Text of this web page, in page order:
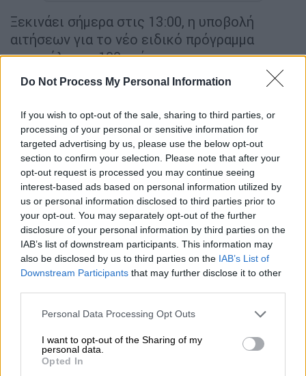
Do Not Process My Personal Information
If you wish to opt-out of the sale, sharing to third parties, or
processing of your personal or sensitive information for
targeted advertising by us, please use the below opt-out
section to confirm your selection. Please note that after your
opt-out request is processed you may continue seeing
interest-based ads based on personal information utilized by
us or personal information disclosed to third parties prior to
your opt-out. You may separately opt-out of the further
disclosure of your personal information by third parties on the
IAB’s list of downstream participants. This information may
also be disclosed by us to third parties on the IAB’s List of
Downstream Participants that may further disclose it to other
Please note that this website/app uses one or more Google
not limited to your visit or usage behaviour. You may click to
grant or deny consent to Google and its third-party tags to
use your data for below specified purposes in below Google
Personal Data Processing Opt Outs
I want to opt-out of the Sharing of my
personal data.
Opted In
Ξεκινάει σήμερα στις 13:00, η υποβολή
αιτήσεων για το νέο ειδικό πρόγραμμα
απασχόλησης 100 ανέργων των
πυρόπληκτων περιοχών της Αττικής της
Δημόσιας Υπηρεσίας Απασχόλησης (ΔΥΠΑ).
Στόχος του προγράμματος είναι η άμεση
αντιμετώπιση της ανεργίας στους
πυρόπληκτους δήμους τηςΑττικής, με
έμφαση στη μακροχρόνια ανεργία και την
ανεργία των νέων.
ΔΙΑΒΑΣΤΕ ΕΠΙΣΗΣ
Οικονομία|21.05.2025 08:53
Τελεσίγραφο στους
μεγαλοοφειλέτες από την ΑΑΔΕ - Στα
ηλεκτρονικά «μανταλάκια» τα
ονόματα από 30 Ιουνίου